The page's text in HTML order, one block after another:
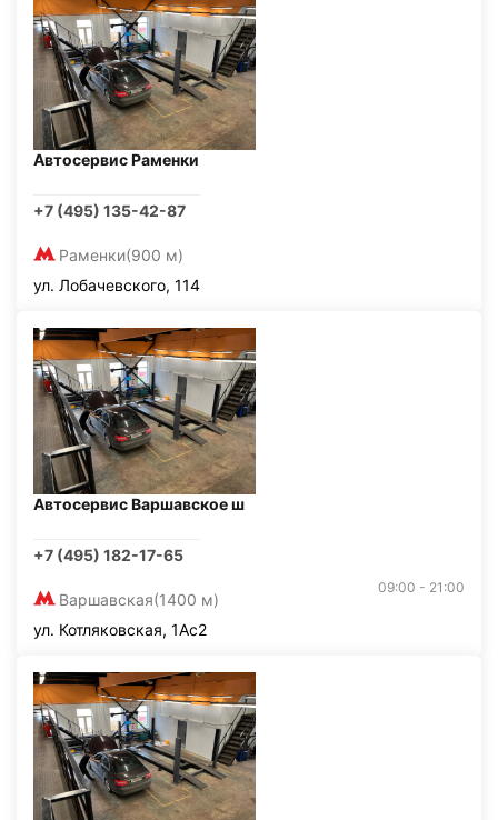
Автосервис Раменки
+7 (495) 135-42-87
Раменки(900 м)
ул. Лобачевского, 114
Автосервис Варшавское ш
+7 (495) 182-17-65
Варшавская(1400 м)
09:00 - 21:00
ул. Котляковская, 1Ас2